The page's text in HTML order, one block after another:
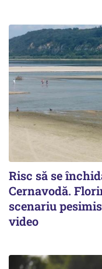
Risc să se
Cernavodă.
scenariu
video